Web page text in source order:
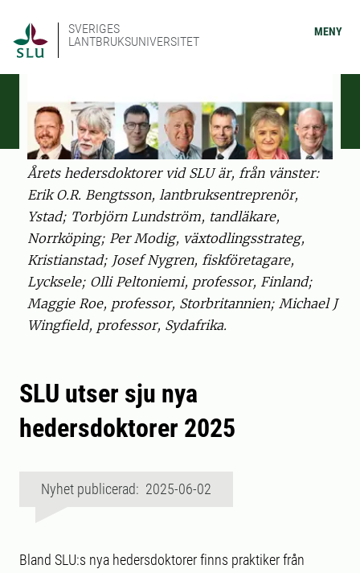
SVERIGES
LANTBRUKSUNIVERSITET
MENY
Årets hedersdoktorer vid SLU är, från vänster:
Erik O.R. Bengtsson, lantbruksentreprenör,
Ystad; Torbjörn Lundström, tandläkare,
Norrköping; Per Modig, växtodlingsstrateg,
Kristianstad; Josef Nygren, fiskföretagare,
Lycksele; Olli Peltoniemi, professor, Finland;
Maggie Roe, professor, Storbritannien; Michael J
Wingfield, professor, Sydafrika.
SLU utser sju nya
hedersdoktorer 2025
Nyhet publicerad: 2025-06-02
Bland SLU:s nya hedersdoktorer finns praktiker från